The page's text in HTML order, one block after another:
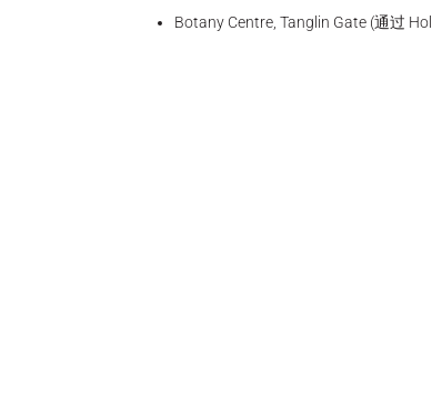
Botany Centre, Tanglin Gate (通过